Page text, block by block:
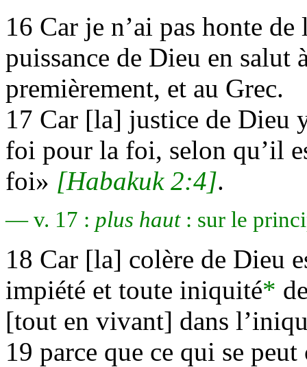
16 Car je n’ai pas honte
puissance de Dieu en
premièrement, et au Grec.
17 Car [la] justice de Dieu
foi pour la foi, selon qu’il
foi» [Habakuk 2:4].
— v. 17 : plus haut: sur le
18 Car [la] colère de Dieu
impiété et toute iniquité*
[tout en vivant] dans
19 parce que ce qui se